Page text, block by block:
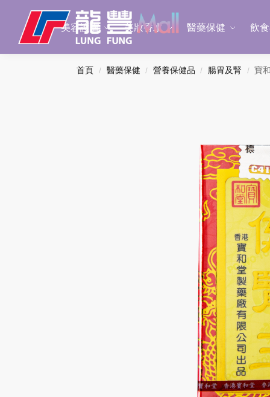
美容護膚 美妝香水 醫藥保健 飲
Search
首頁 / 醫藥保健 / 營養保健品 / 腸胃及腎 / 寶